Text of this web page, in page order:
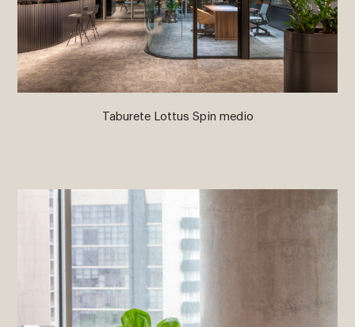
Taburete Lottus Spin medio